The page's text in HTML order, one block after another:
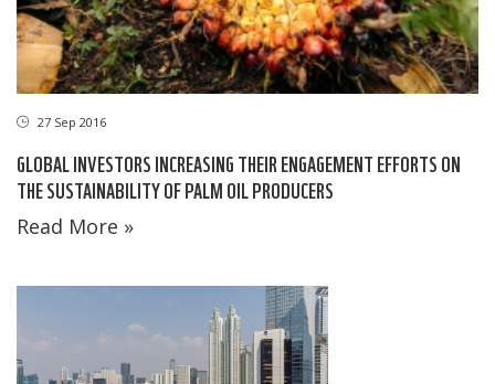
27 Sep 2016
GLOBAL INVESTORS INCREASING THEIR ENGAGEMENT EFFORTS ON
THE SUSTAINABILITY OF PALM OIL PRODUCERS
Read More »